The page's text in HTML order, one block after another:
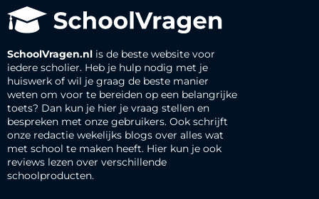
SchoolVragen.nl is de beste website voor
iedere scholier. Heb je hulp nodig met je
huiswerk of wil je graag de beste manier
weten om voor te bereiden op een belangrijke
toets? Dan kun je hier je vraag stellen en
bespreken met onze gebruikers. Ook schrijft
onze redactie wekelijks blogs over alles wat
met school te maken heeft. Hier kun je ook
reviews lezen over verschillende
schoolproducten.